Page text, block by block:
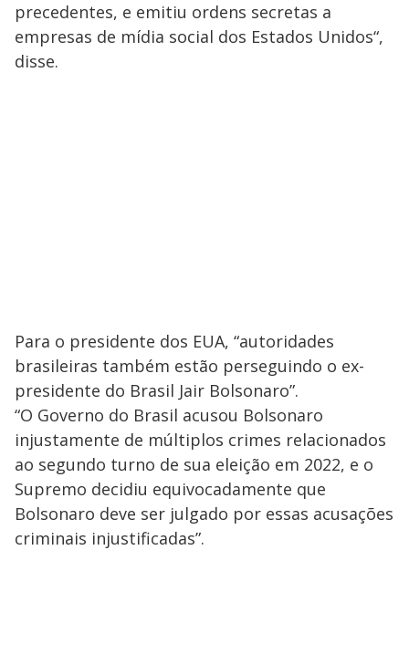
precedentes, e emitiu ordens secretas a
empresas de mídia social dos Estados Unidos“,
disse.
Para o presidente dos EUA, “autoridades
brasileiras também estão perseguindo o ex-
presidente do Brasil Jair Bolsonaro”.
“O Governo do Brasil acusou Bolsonaro
injustamente de múltiplos crimes relacionados
ao segundo turno de sua eleição em 2022, e o
Supremo decidiu equivocadamente que
Bolsonaro deve ser julgado por essas acusações
criminais injustificadas”.